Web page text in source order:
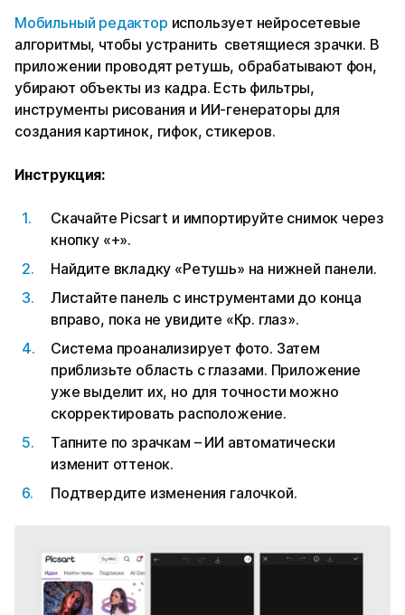
Мобильный редактор использует нейросетевые
алгоритмы, чтобы устранить светящиеся зрачки. В
приложении проводят ретушь, обрабатывают фон,
убирают объекты из кадра. Есть фильтры,
инструменты рисования и ИИ-генераторы для
создания картинок, гифок, стикеров.
Инструкция:
Скачайте Picsart и импортируйте снимок через
кнопку «+».
Найдите вкладку «Ретушь» на нижней панели.
Листайте панель с инструментами до конца
вправо, пока не увидите «Кр. глаз».
Система проанализирует фото. Затем
приблизьте область с глазами. Приложение
уже выделит их, но для точности можно
скорректировать расположение.
Тапните по зрачкам – ИИ автоматически
изменит оттенок.
Подтвердите изменения галочкой.